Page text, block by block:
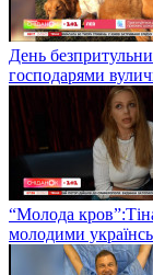
День
господарями
“Молода
молодими